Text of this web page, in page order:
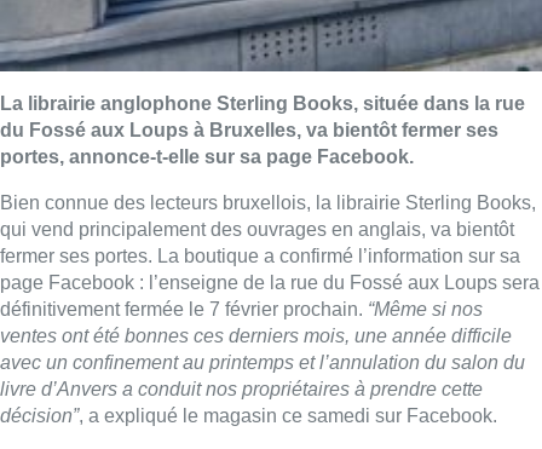
La librairie anglophone Sterling Books, située dans la rue
du Fossé aux Loups à Bruxelles, va bientôt fermer ses
portes, annonce-t-elle sur sa page Facebook.
Bien connue des lecteurs bruxellois, la librairie Sterling Books,
qui vend principalement des ouvrages en anglais, va bientôt
fermer ses portes. La boutique a confirmé l’information sur sa
page Facebook : l’enseigne de la rue du Fossé aux Loups sera
définitivement fermée le 7 février prochain. “Même si nos
ventes ont été bonnes ces derniers mois, une année difficile
avec un confinement au printemps et l’annulation du salon du
livre d’Anvers a conduit nos propriétaires à prendre cette
décision”, a expliqué le magasin ce samedi sur Facebook.